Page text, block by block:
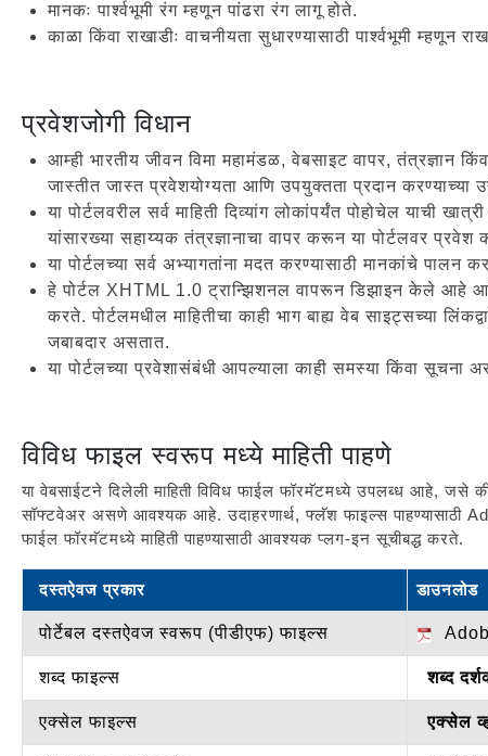
मानकः पार्श्वभूमी रंग म्हणून पांढरा रंग लागू होते.
काळा किंवा राखाडीः वाचनीयता सुधारण्यासाठी पार्श्वभूमी
प्रवेशजोगी विधान
आम्ही भारतीय जीवन विमा महामंडळ, वेबसाइट वापर, तंत्रज्ञान
जास्तीत जास्त प्रवेशयोग्यता आणि उपयुक्तता प्रदान करण्याच्या
या पोर्टलवरील सर्व माहिती दिव्यांग लोकांपर्यंत पोहोचेल याची
यांसारख्या सहाय्यक तंत्रज्ञानाचा वापर करून या पोर्टलवर
या पोर्टलच्या सर्व अभ्यागतांना मदत करण्यासाठी मानकांचे
हे पोर्टल XHTML 1.0 ट्रान्झिशनल वापरून डिझाइन केले आहे आणि
करते. पोर्टलमधील माहितीचा काही भाग बाह्य वेब साइट्सच्या
जबाबदार असतात.
या पोर्टलच्या प्रवेशासंबंधी आपल्याला काही समस्या किंवा सूचना
विविध फाइल स्वरूप मध्ये माहिती पाहणे
या वेबसाईटने दिलेली माहिती विविध फाईल फॉरमॅटमध्ये उपलब्ध आहे, जसे
सॉफ्टवेअर असणे आवश्यक आहे. उदाहरणार्थ, फ्लॅश फाइल्स पाहण्यासाठी
फाईल फॉरमॅटमध्ये माहिती पाहण्यासाठी आवश्यक प्लग-इन सूचीबद्ध करते.
दस्तऐवज प्रकार डाउनलोड
पोर्टेबल दस्तऐवज स्वरूप (पीडीएफ) फाइल्स
शब्द फाइल्स शब्द
एक्सेल फाइल्स एक्सेल